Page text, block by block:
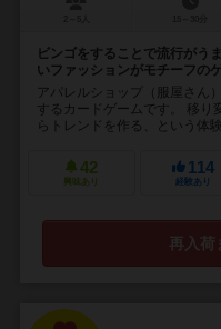
ビンゴをすることで流行がう
いファッションがモチーフの
アパレルショップ（服屋さん
するカードゲームです。 移り
らトレンドを作る、という体
42
興味あり
114
経験あり
再入荷